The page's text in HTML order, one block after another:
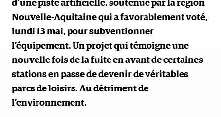
d’une piste artificielle, soutenue par la région
Nouvelle-Aquitaine qui a favorablement voté,
lundi 13 mai, pour subventionner
l’équipement. Un projet qui témoigne une
nouvelle fois de la fuite en avant de certaines
stations en passe de devenir de véritables
parcs de loisirs. Au détriment de
l’environnement.